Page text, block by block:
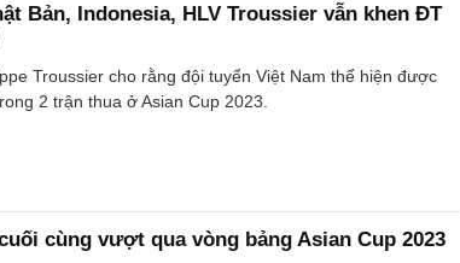
Bản, Indonesia, HLV Troussier vẫn khen ĐT
Troussier cho rằng đội tuyển Việt Nam thể hiện được
2 trận thua ở Asian Cup 2023.
cùng vượt qua vòng bảng Asian Cup 2023